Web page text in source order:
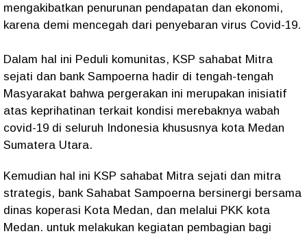
mengakibatkan penurunan pendapatan dan ekonomi,
karena demi mencegah dari penyebaran virus Covid-19.
Dalam hal ini Peduli komunitas, KSP sahabat Mitra
sejati dan bank Sampoerna hadir di tengah-tengah
Masyarakat bahwa pergerakan ini merupakan inisiatif
atas keprihatinan terkait kondisi merebaknya wabah
covid-19 di seluruh Indonesia khususnya kota Medan
Sumatera Utara.
Kemudian hal ini KSP sahabat Mitra sejati dan mitra
strategis, bank Sahabat Sampoerna bersinergi bersama
dinas koperasi Kota Medan, dan melalui PKK kota
Medan. untuk melakukan kegiatan pembagian bagi